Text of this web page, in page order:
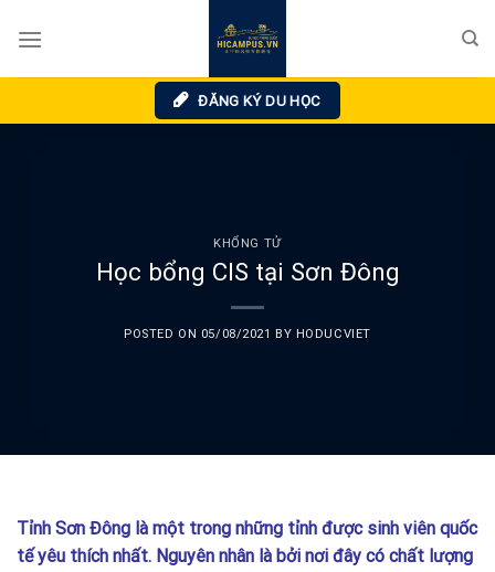
ĐĂNG KÝ DU HỌC
KHỔNG TỬ
Học bổng CIS tại Sơn Đông
POSTED ON 05/08/2021 BY HODUCVIET
Tỉnh Sơn Đông là một trong những tỉnh được sinh viên quốc
tế yêu thích nhất. Nguyên nhân là bởi nơi đây có chất lượng